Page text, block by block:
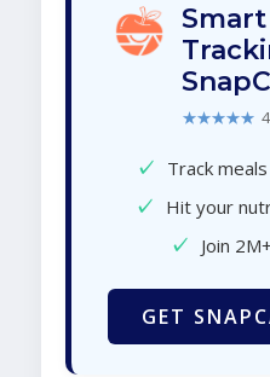
★★★★★
✓ Track
✓ Hit your
✓ Join
GET